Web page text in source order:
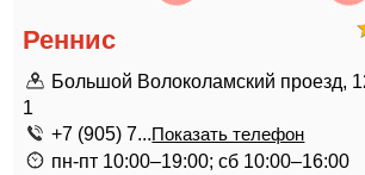
Реннис
Большой Волоколамский проезд,
1
+7 (905) 7...Показать телефон
пн-пт 10:00–19:00; сб 10:00–16:00